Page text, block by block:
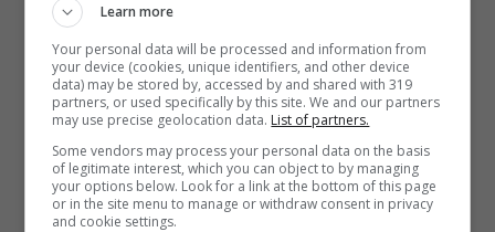
Gaeta / Duplice tentato omicidio in
via Monte Tortona, perizia
psichiatrica per Silvio Cacciatore
1 Maggio 2024
Learn more
Your personal data will be processed and information from
your device (cookies, unique identifiers, and other device
data) may be stored by, accessed by and shared with 319
partners, or used specifically by this site. We and our partners
may use precise geolocation data. List of partners.
Some vendors may process your personal data on the basis
of legitimate interest, which you can object to by managing
your options below. Look for a link at the bottom of this page
or in the site menu to manage or withdraw consent in privacy
and cookie settings.